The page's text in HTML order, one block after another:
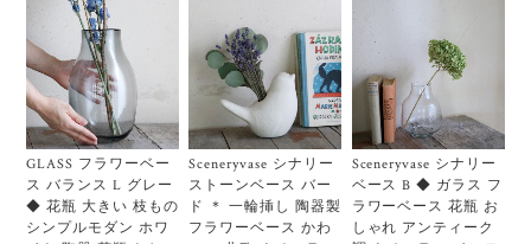
GLASS フラワーベー
ス バランス L グレー
◆ 花瓶 大きい 枝もの
シンプルモダン ホワ
Sceneryvase シナリー
ストーンベース バー
ド ＊ 一輪挿し 陶器製
フラワーベース かわ
Sceneryvase シナリー
ベース B ◆ ガラス フ
ラワーベース 花瓶 お
しゃれ アンティーク